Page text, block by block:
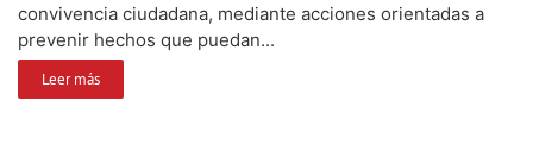
convivencia ciudadana, mediante acciones orientadas a
prevenir hechos que puedan...
Leer más